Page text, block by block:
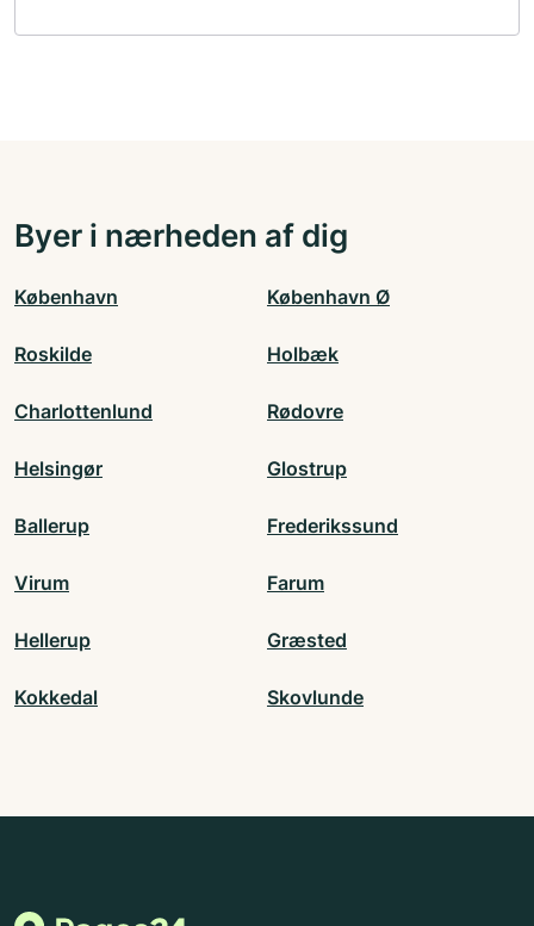
Byer i nærheden af dig
København København Ø
Roskilde Holbæk
Charlottenlund Rødovre
Helsingør Glostrup
Ballerup Frederikssund
Virum Farum
Hellerup Græsted
Kokkedal Skovlunde